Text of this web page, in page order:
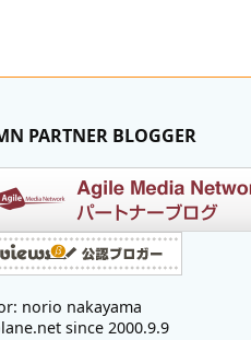
PARTNER BLOGGER
norio nakayama
since 2000.9.9